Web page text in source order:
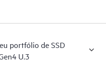
portfólio de SSD
U.3